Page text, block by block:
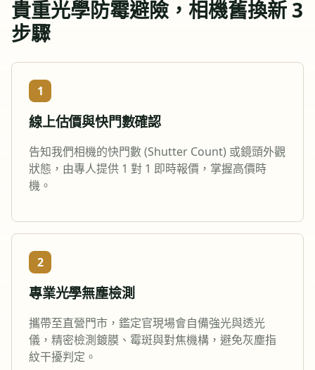
貴重光學防霉避險，相機舊換新 3
步驟
1
線上估價與快門數確認
告知我們相機的快門數 (Shutter Count) 或鏡頭外觀
狀態，由專人提供 1 對 1 即時報價，掌握高價時
機。
2
專業光學無塵檢測
攜帶至直營門市，鑑定官現場會自備強光與透光
儀，精密檢測鍍膜、霉斑與對焦機構，避免灰塵指
紋干擾判定。